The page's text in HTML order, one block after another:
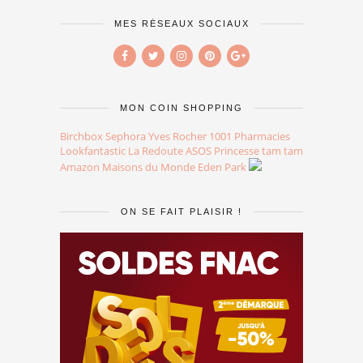
MES RÉSEAUX SOCIAUX
MON COIN SHOPPING
Birchbox Sephora Yves Rocher 1001 Pharmacies
Lookfantastic La RedouteASOS Princesse tam tam
Amazon Maisons du Monde Eden Park
ON SE FAIT PLAISIR !